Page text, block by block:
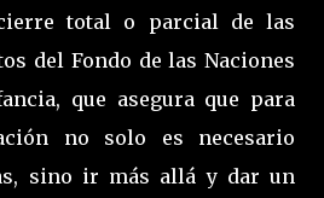
total o parcial de las
del Fondo de las Naciones
que asegura que para
no solo es necesario
sino ir más allá y dar un